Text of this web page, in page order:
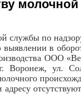
по
в
ООО
Воронеж, ул.